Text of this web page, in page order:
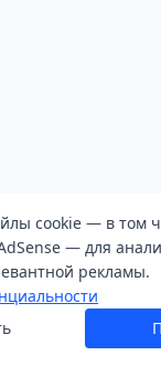
cookie — в том
— для
рекламы.